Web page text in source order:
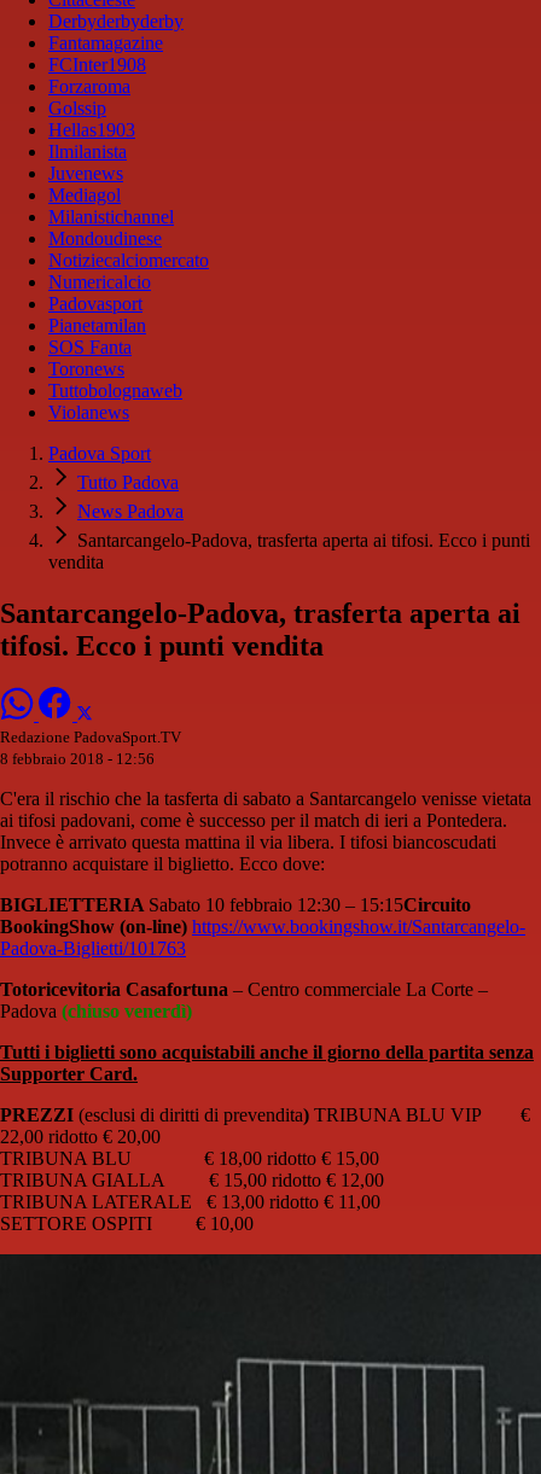
Derbyderbyderby
Fantamagazine
FCInter1908
Forzaroma
Golssip
Hellas1903
Ilmilanista
Juvenews
Mediagol
Milanistichannel
Mondoudinese
Notiziecalciomercato
Numericalcio
Padovasport
Pianetamilan
SOS Fanta
Toronews
Tuttobolognaweb
Violanews
Padova Sport
Tutto Padova
News Padova
Santarcangelo-Padova, trasferta aperta ai tifosi. Ecco i punti
vendita
Santarcangelo-Padova, trasferta aperta ai
tifosi. Ecco i punti vendita
Redazione PadovaSport.TV
8 febbraio 2018 - 12:56
C'era il rischio che la tasferta di sabato a Santarcangelo venisse vietata
ai tifosi padovani, come è successo per il match di ieri a Pontedera.
Invece è arrivato questa mattina il via libera. I tifosi biancoscudati
potranno acquistare il biglietto. Ecco dove:
BIGLIETTERIA Sabato 10 febbraio 12:30 – 15:15Circuito
BookingShow (on-line) https://www.bookingshow.it/Santarcangelo-
Padova-Biglietti/101763
Totoricevitoria Casafortuna – Centro commerciale La Corte –
Padova (chiuso venerdì)
Tutti i biglietti sono acquistabili anche il giorno della partita senza
Supporter Card.
PREZZI (esclusi di diritti di prevendita) TRIBUNA BLU VIP €
22,00 ridotto € 20,00
TRIBUNA BLU € 18,00 ridotto € 15,00
TRIBUNA GIALLA € 15,00 ridotto € 12,00
TRIBUNA LATERALE € 13,00 ridotto € 11,00
SETTORE OSPITI € 10,00